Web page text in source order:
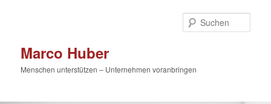
Marco Huber
Menschen unterstützen – Unternehmen voranbringen